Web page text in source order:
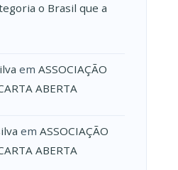
o Brasil que a
em ASSOCIAÇÃO
ABERTA
em ASSOCIAÇÃO
ABERTA